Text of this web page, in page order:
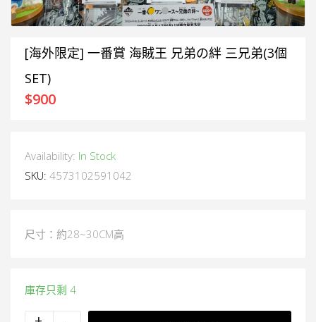
[海外限定] 一番賞 海賊王 兄弟の絆 三兄弟(3個
SET)
$900
Availability: In Stock
SKU: 4573102591042
尺寸：約28~30CM高
庫存只剩 4